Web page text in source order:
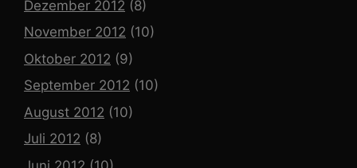
Dezember 2012 (8)
November 2012 (10)
Oktober 2012 (9)
September 2012 (10)
August 2012 (10)
Juli 2012 (8)